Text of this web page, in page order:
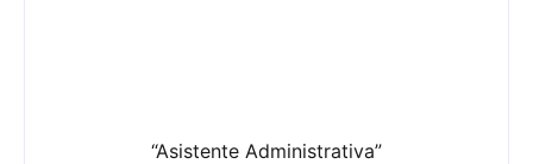
“Asistente Administrativa”